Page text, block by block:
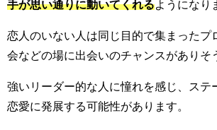
手が思い通りに動いてくれる ようになり
恋人のいない人は同じ目的で集まったプ
会などの場に出会いのチャンスがありそ
強いリーダー的な人に憧れを感じ、ステ
恋愛に発展する可能性があります。